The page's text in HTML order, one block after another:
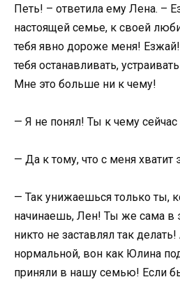
Петь! – ответила ему Лена. –
настоящей семье, к своей
тебя явно дороже меня!
тебя останавливать,
Мне это больше ни к чему!
— Я не понял! Ты к чему
— Да к тому, что с меня хватит
— Так унижаешься только ты,
начинаешь, Лен! Ты же сама в
никто не заставлял так
нормальной, вон как Юлина
приняли в нашу семью! Если